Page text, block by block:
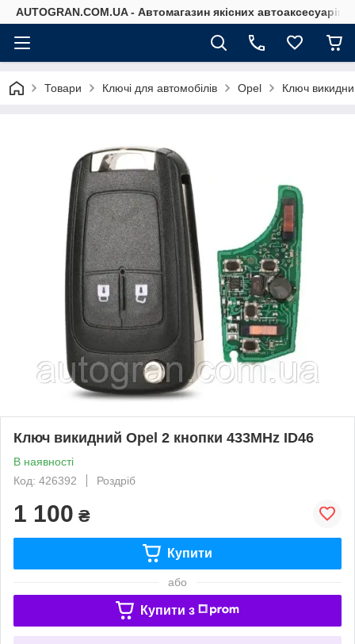
AUTOGRAN.COM.UA - Автомагазин якісних автоаксесуарів
Товари Ключі для автомобілів Opel Ключ
Ключ викидний Opel 2 кнопки 433MHz ID46
В наявності
Код: 426392
Роздріб
1 100 ₴
Купити
або
Купити з